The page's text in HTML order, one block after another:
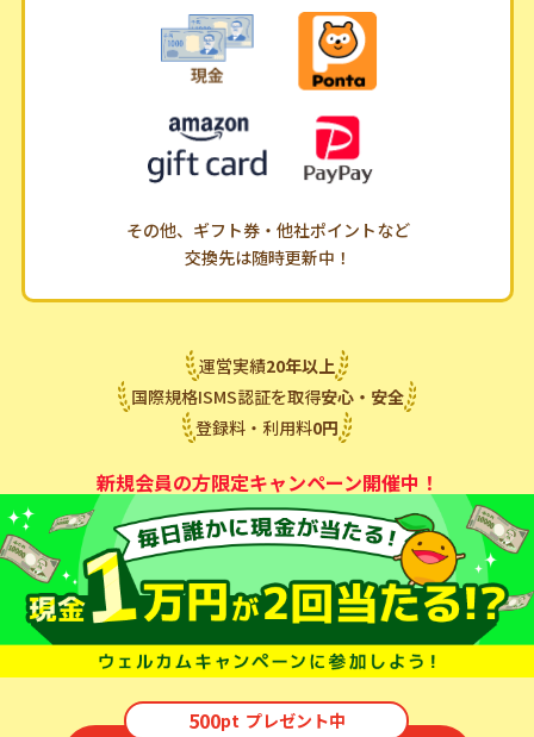
その他、ギフト券・他社ポイントなど
交換先は随時更新中！
運営実績20年以上
国際規格ISMS認証を取得安心・安全
登録料・利用料0円
新規会員の方限定キャンペーン開催中！
500pt プレゼント中